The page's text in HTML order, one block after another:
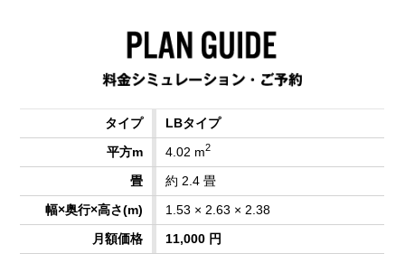
LBタイプ
4.02 m2
約 2.4 畳
1.53 × 2.63 × 2.38
11,000 円